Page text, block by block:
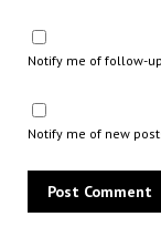
Notify me of follow-
Notify me of new